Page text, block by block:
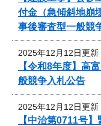
付金（急傾斜地崩
事後審査型一般競
2025年12月12日更新
【令和8年度】高
般競争入札公告
2025年12月12日更新
【中治第0711号